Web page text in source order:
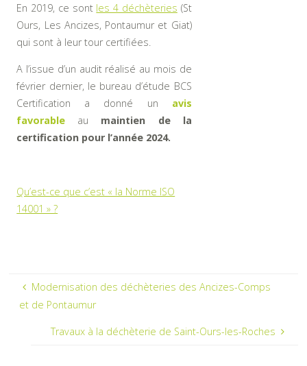
En 2019, ce sont les 4 déchèteries (St
Ours, Les Ancizes, Pontaumur et Giat)
qui sont à leur tour certifiées.
A l’issue d’un audit réalisé au mois de
février dernier, le bureau d’étude BCS
Certification a donné un avis
favorable au maintien de la
certification pour l’année 2024.
Qu’est-ce que c’est « la Norme ISO
14001 » ?
Modernisation des déchèteries des Ancizes-Comps
et de Pontaumur
Travaux à la déchèterie de Saint-Ours-les-Roches